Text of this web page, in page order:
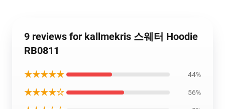
9 reviews for kallmekris 스웨터 Hoodie
RB0811
★★★★★ 44%
★★★★☆ 56%